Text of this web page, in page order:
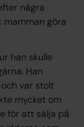
några
mamman göra
han skulle
Han
var stolt
mycket om
för att sälja på